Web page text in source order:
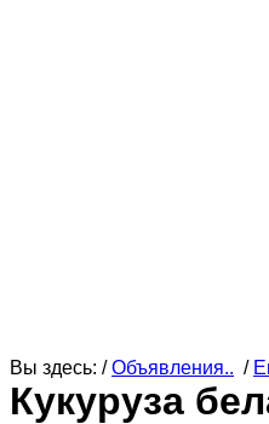
Вы здесь: /Объявления.. /
Кукуруза